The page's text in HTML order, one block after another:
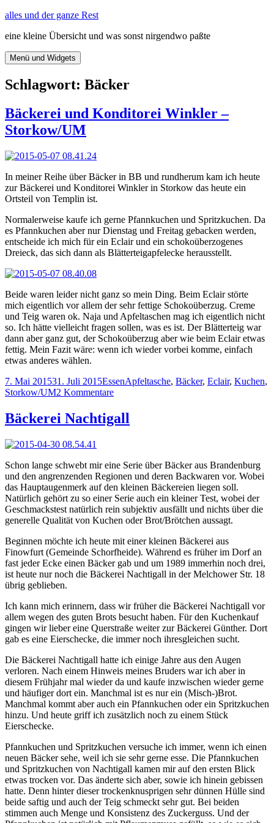
Zum
springen
alles und der ganze Rest
eine kleine Übersicht und was sonst nirgendwo paßte
Menü und Widgets
Schlagwort: Bäcker
Bäckerei und Konditorei Winkler –
Storkow/UM
In meiner Reihe über Bäcker in BB und rundherum kam ich heute
zur Bäckerei und Konditorei Winkler in Storkow das heute ein
Ortsteil von Templin ist.
Normalerweise kaufe ich gerne Pfannkuchen und Spritzkuchen. Da
es Pfannkuchen aber nur Dienstag und Freitag gebacken werden,
entscheide ich mich für ein Eclair und ein schokoüberzogenes
Dreieck, das sich dann als Blätterteigapfelecke herausstellt.
Beide waren leider nicht ganz so mein Ding. Beim Eclair störte
mich eigentlich vor allem der sehr fettige Schokoüberzug. Creme
und Teig waren ok. Naja und Apfeltaschen mag ich eigentlich nicht
so. Ich hätte vielleicht fragen sollen, was es ist. Der Blätterteig war
dann aber ganz gut, der Schokoüberzug aber wie beim Eclair etwas
fettig. Mein Fazit wäre: wenn ich wieder vorbei komme, einfach
etwas anderes wählen.
Veröffentlicht
am
7. Mai 201531. Juli 2015Kategorien
EssenSchlagwörter
Apfeltasche, Bäcker, Eclair, Kuchen,
Storkow/UM2 Kommentarezu
und
Konditorei
Bäckerei Nachtigall
Schon lange schwebt mir eine Serie über Bäcker aus Brandenburg
und den angrenzenden Regionen und deren Backwaren vor. Wobei
das Hauptaugenmerk auf den kleinen Bäckereien liegen soll.
Natürlich gehört zu so einer Serie auch ein kleiner Test, wobei der
Geschmackstest natürlich rein subjektiv ausfällt und nichts über die
generelle Qualität von Kuchen oder Brot/Brötchen aussagt.
Beginnen möchte ich heute mit einer kleinen Bäckerei aus
Finowfurt (Gemeinde Schorfheide). Während es früher im Dorf an
fast jeder Ecke einen Bäcker gab und um 1989 immerhin noch drei,
ist heute nur noch die Bäckerei Nachtigall in der Melchower Str. 18
übrig geblieben.
Ich kann mich erinnern, dass wir früher die Bäckerei Nachtigall vor
allem wegen des guten Brots besucht haben. Für den Kuchenkauf
gingen wir lieber eine Querstraße weiter zur Bäckerei Günther. Dort
gab es eine Eierschecke, die immer noch ihresgleichen sucht.
Die Bäckerei Nachtigall hatte ich einige Jahre aus den Augen
verloren. Nach einem Hinweis meines Bruders war ich aber in
diesem Frühjahr mal wieder da und kaufe inzwischen wieder gerne
und häufiger dort ein. Manchmal ist es nur ein (Misch-)Brot.
Manchmal kommt aber auch ein Pfannkuchen oder ein Spritzkuchen
hinzu. Und heute griff ich zusätzlich noch zu einem Stück
Eierschecke.
Pfannkuchen und Spritzkuchen versuche ich immer, wenn ich einen
neuen Bäcker sehe, weil ich sie sehr gerne esse. Die Pfannkuchen
und Spritzkuchen von Nachtigall kamen mir auf den ersten Blick
etwas trocken vor. Das änderte sich aber, sowie ich hinein gebissen
hatte. Denn hinter dieser trockenknusprigen sehr dünnen Hülle sind
beide saftig und auch der Teig schmeckt sehr gut. Bei beiden
stimmen auch Menge und Konsistenz des Zuckerguss. Und der